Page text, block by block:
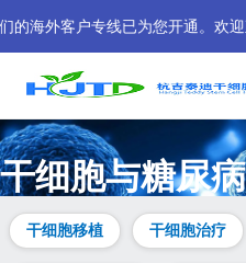
外客户专线已为您开通。欢迎
干细胞与糖尿病
专注干细胞治疗糖尿病前沿动态，
法、再生胰岛移植、干细胞外泌体
干细胞移植 干细胞治疗